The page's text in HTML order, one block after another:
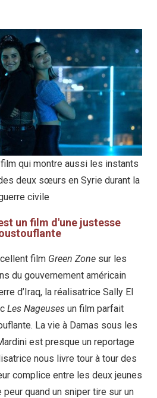
qui montre aussi les instants
deux sœurs en Syrie durant la
civile
un film d'une justesse
film Green Zone sur les
du gouvernement américain
d’Iraq, la réalisatrice Sally El
Les Nageuses un film parfait
La vie à Damas sous les
est presque un reportage
nous livre tour à tour des
complice entre les deux jeunes
quand un sniper tire sur un